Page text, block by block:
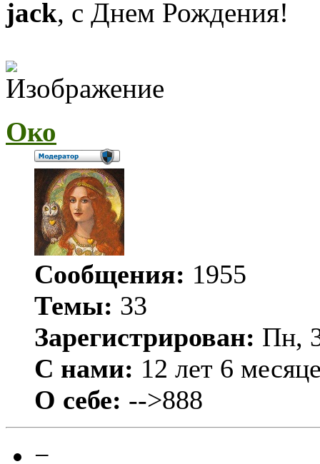
jack, с Днем Рождения!
Око
Сообщения: 1955
Темы: 33
Зарегистрирован: Пн,
С нами: 12 лет 6
О себе: -->888
−